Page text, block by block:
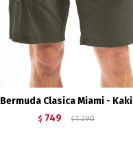
Bermuda Clasica Miami - Kaki
$ 749 $ 1.290